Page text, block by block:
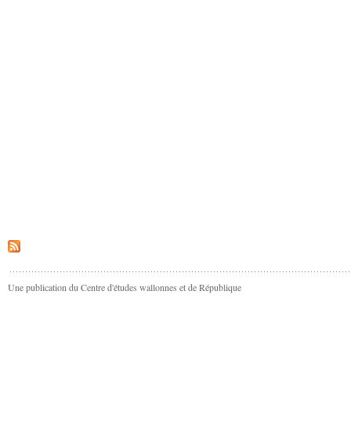
Une publication du Centre d'études wallonnes et de République